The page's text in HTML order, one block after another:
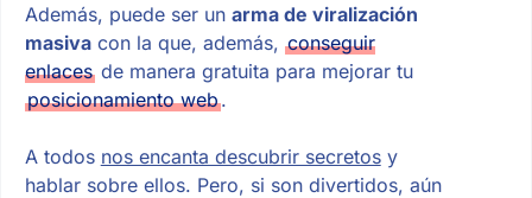
Además, puede ser un arma de viralización
masivacon la que, además, conseguir
enlacesde manera gratuita para mejorar tu
posicionamiento web.
A todos nos encanta descubrir secretosy
hablar sobre ellos. Pero, si son divertidos, aún